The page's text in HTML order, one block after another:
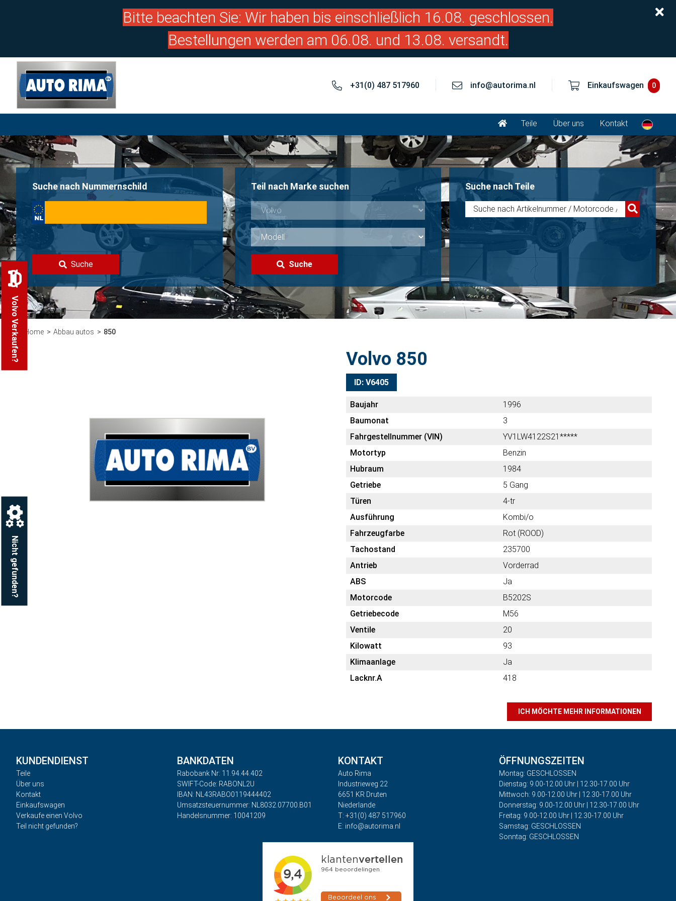
Bitte beachten Sie: Wir haben bis einschließlich 16.08. geschlossen.
Bestellungen werden am 06.08. und 13.08. versandt.
+31(0) 487 517960 info@autorima.nl Einkaufswagen 0
Teile Über uns Kontakt
Suche nach Nummernschild
Suche
Teil nach Marke suchen
Suche
Suche nach Teile
Home Abbau autos 850
Volvo 850
ID: V6405
Baujahr
1996
Baumonat
3
Fahrgestellnummer (VIN)
YV1LW4122S21*****
Motortyp
Benzin
Hubraum
1984
Getriebe
5 Gang
Türen
4-tr
Ausführung
Kombi/o
Fahrzeugfarbe
Rot (ROOD)
Tachostand
235700
Antrieb
Vorderrad
ABS
Ja
Motorcode
B5202S
Getriebecode
M56
Ventile
20
Kilowatt
93
Klimaanlage
Ja
Lacknr.A
418
ICH MÖCHTE MEHR INFORMATIONEN
KUNDENDIENST
Teile
Über uns
Kontakt
Einkaufswagen
Verkaufe einen Volvo
Teil nicht gefunden?
BANKDATEN
Rabobank Nr: 11.94.44.402
SWIFT-Code: RABONL2U
IBAN: NL43RABO0119444402
Umsatzsteuernummer: NL8032.07700.B01
Handelsnummer: 10041209
KONTAKT
Auto Rima
Industrieweg 22
6651 KR Druten
Niederlande
T: +31(0) 487 517960
E: info@autorima.nl
ÖFFNUNGSZEITEN
Montag: GESCHLOSSEN
Dienstag: 9.00-12.00 Uhr | 12.30-17.00 Uhr
Mittwoch: 9.00-12.00 Uhr | 12.30-17.00 Uhr
Donnerstag: 9.00-12.00 Uhr | 12.30-17.00 Uhr
Freitag: 9.00-12.00 Uhr | 12.30-17.00 Uhr
Samstag: GESCHLOSSEN
Sonntag: GESCHLOSSEN
Volvo Verkaufen?
Nicht gefunden?